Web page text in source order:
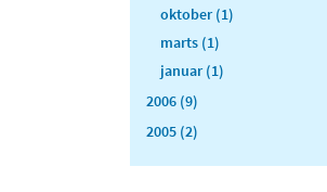
oktober (1)
marts (1)
januar (1)
2006 (9)
2005 (2)